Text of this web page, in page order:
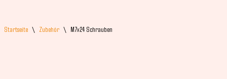
Startseite \ Zubehör \ M7x24 Schrauben